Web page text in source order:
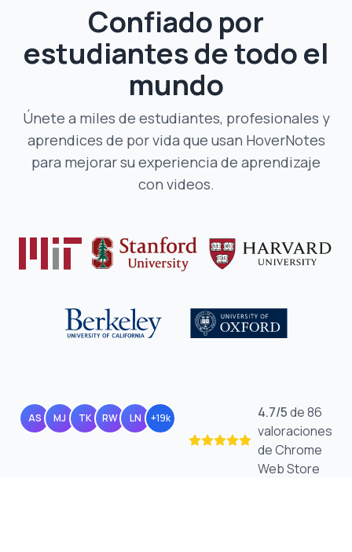
Confiado por
estudiantes de todo el
mundo
Únete a miles de estudiantes, profesionales y
aprendices de por vida que usan HoverNotes
para mejorar su experiencia de aprendizaje
con videos.
AS MJ TK RW LN +19k 4.7/5de 86
valoraciones
de Chrome
Web Store